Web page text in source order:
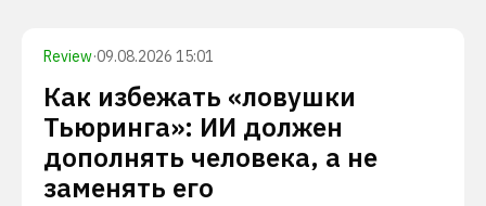
Review·09.08.2026 15:01
Как избежать «ловушки
Тьюринга»: ИИ должен
дополнять человека, а не
заменять его